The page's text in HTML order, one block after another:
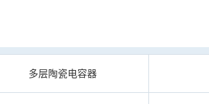
多层陶瓷电容器